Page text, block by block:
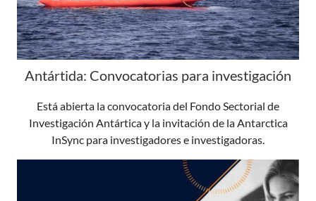
Antártida: Convocatorias para investigación
Está abierta la convocatoria del Fondo Sectorial de
Investigación Antártica y la invitación de la Antarctica
InSync para investigadores e investigadoras.